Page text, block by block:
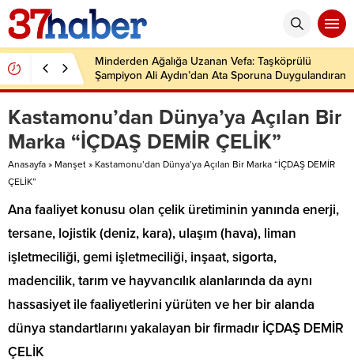
Minderden Ağalığa Uzanan Vefa: Taşköprülü
Şampiyon Ali Aydın’dan Ata Sporuna Duygulandıran
Dönüş
Kastamonu’dan Dünya’ya Açılan Bir
Marka “İÇDAŞ DEMİR ÇELİK”
Anasayfa » Manşet » Kastamonu’dan Dünya’ya Açılan Bir Marka “İÇDAŞ DEMİR
ÇELİK”
Ana faaliyet konusu olan çelik üretiminin yanında enerji,
tersane, lojistik (deniz, kara), ulaşım (hava), liman
işletmeciliği, gemi işletmeciliği, inşaat, sigorta,
madencilik, tarım ve hayvancılık alanlarında da aynı
hassasiyet ile faaliyetlerini yürüten ve her bir alanda
dünya standartlarını yakalayan bir firmadır İÇDAŞ DEMİR
ÇELİK